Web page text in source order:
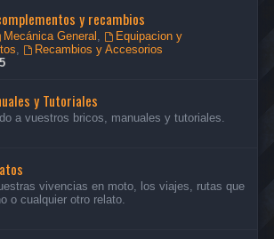
y recambios
Mecánica General ,
Equipacion y
,
Recambios y Accesorios
y Tutoriales
a vuestros bricos, manuales y tutoriales.
vivencias en moto, los viajes, rutas que
o cualquier otro relato.